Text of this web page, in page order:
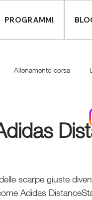
PROGRAMMI
Allenamento corsa
scarpe giuste
Adidas